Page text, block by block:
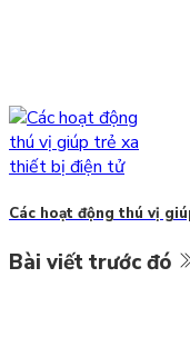
Các hoạt động thú vị
Bài viết trước đó